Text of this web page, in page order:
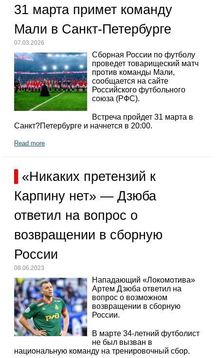
31 марта примет команду
Мали в Санкт-Петербурге
07.03.2026
Сборная России по футболу
проведет товарищеский матч
против команды Мали,
сообщается на сайте
Российского футбольного
союза (РФС).
Встреча пройдет 31 марта в
Санкт?Петербурге и начнется в 20:00.
Read more
«Никаких претензий к
Карпину нет» — Дзюба
ответил на вопрос о
возвращении в сборную
России
08.06.2023
Нападающий «Локомотива»
Артем Дзюба ответил на
вопрос о возможном
возвращении в сборную
России.
В марте 34-летний футболист
не был вызван в
национальную команду на тренировочный сбор.